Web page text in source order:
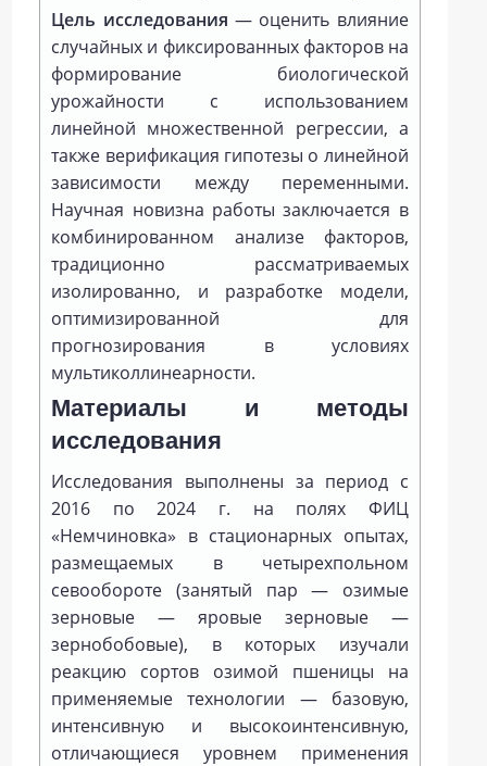
Цель исследования — оценить влияние
случайных и фиксированных факторов на
формирование биологической
урожайности с использованием
линейной множественной регрессии, а
также верификация гипотезы о линейной
зависимости между переменными.
Научная новизна работы заключается в
комбинированном анализе факторов,
традиционно рассматриваемых
изолированно, и разработке модели,
оптимизированной для
прогнозирования в условиях
мультиколлинеарности.
Материалы и методы
исследования
Исследования выполнены за период с
2016 по 2024 г. на полях ФИЦ
«Немчиновка» в стационарных опытах,
размещаемых в четырехпольном
севообороте (занятый пар — озимые
зерновые — яровые зерновые —
зернобобовые), в которых изучали
реакцию сортов озимой пшеницы на
применяемые технологии — базовую,
интенсивную и высокоинтенсивную,
отличающиеся уровнем применения